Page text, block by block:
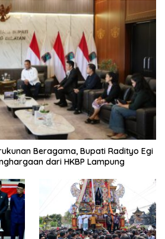
Beragama, Bupati Radityo Egi
dari HKBP Lampung